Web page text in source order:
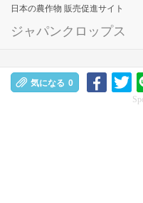
日本の農作物 販売促進サイト
ジャパンクロップス
気になる 0